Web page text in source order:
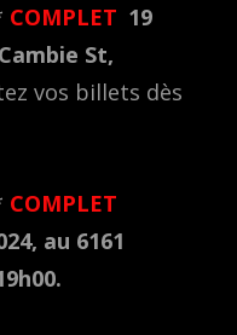
COMPLET 19
St,
vos billets dès
COMPLET
au 6161